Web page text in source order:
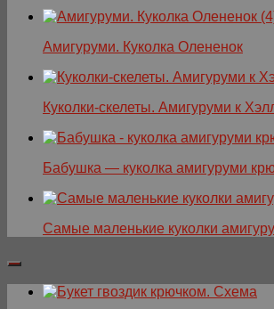
Амигуруми. Куколка Олененок
Куколки-скелеты. Амигуруми к
Бабушка — куколка амигуруми
Самые маленькие куколки